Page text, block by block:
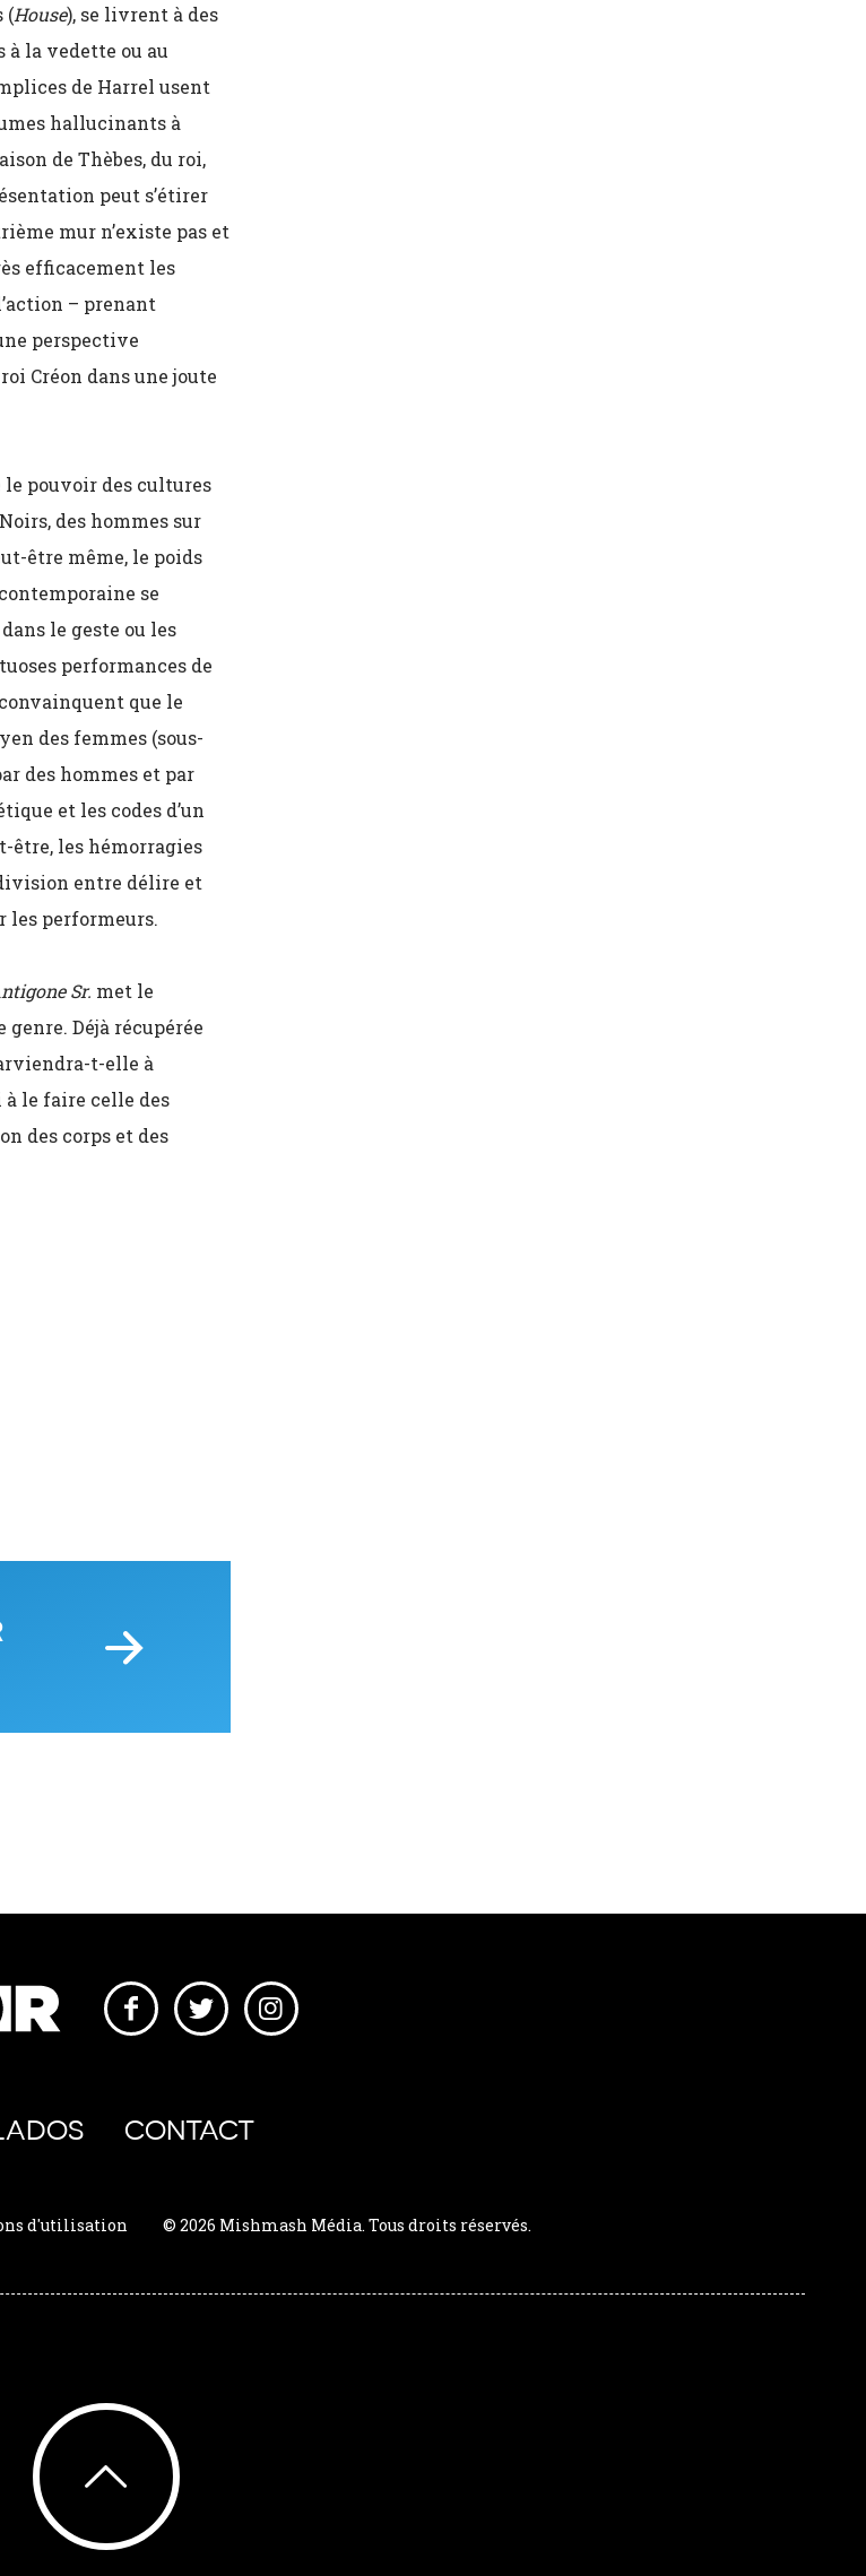
(House), se livrent à des
à la vedette ou au
de Harrel usent
hallucinants à
de Thèbes, du roi,
peut s’étirer
mur n’existe pas et
efficacement les
– prenant
perspective
Créon dans une joute
le pouvoir des cultures
des hommes sur
être même, le poids
se
le geste ou les
performances de
que le
des femmes (sous-
des hommes et par
et les codes d’un
être, les hémorragies
entre délire et
les performeurs.
Sr. met le
Déjà récupérée
t-elle à
le faire celle des
des corps et des
CONTACT
d'utilisation © 2026 Mishmash Média. Tous droits réservés.